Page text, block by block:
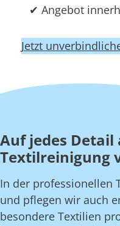
✔ Angebot
Jetzt
Auf jedes
Textilreinigung
In der professionellen
und pflegen wir auch
besondere Textilien